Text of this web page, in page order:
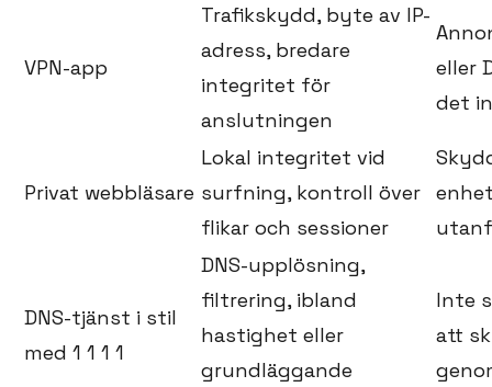
VPN-app
Trafikskydd, byte av IP-
adress, bredare
integritet för
anslutningen
eller
det
Privat webbläsare
Lokal integritet vid
surfning, kontroll över
flikar och sessioner
DNS-tjänst i stil
med 1 1 1 1
DNS-upplösning,
filtrering, ibland
hastighet eller
grundläggande
Inte
att